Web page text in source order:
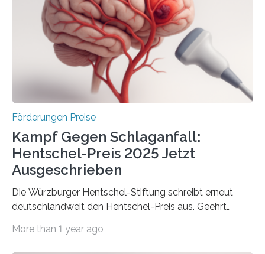
Innovationsprogramm Mittelstand (ZIM) und
Innovationskompetenz INNO-KOM. Auf dem
Innovationstag Mittelstand 2025 am 5. Juni 2025 in
Berlin überbrachte das Bundesministerium für
Wirtschaft und Energie eine gute Nachricht:
Überplanmäßige Verpflichtungsermächtigungen in
Förderungen Preise
Kampf Gegen Schlaganfall:
Hentschel-Preis 2025 Jetzt
Ausgeschrieben
Die Würzburger Hentschel-Stiftung schreibt erneut
deutschlandweit den Hentschel-Preis aus. Geehrt
hochrangige wissenschaftliche Publikation zum Thema
More than 1 year ago